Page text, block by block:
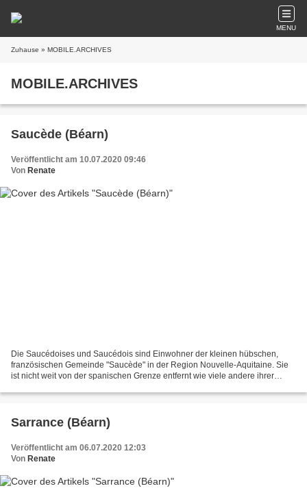
MENU
Zuhause » MOBILE.ARCHIVES
MOBILE.ARCHIVES
Saucède (Béarn)
Veröffentlicht am 10.07.2020 09:46
Von Renate
Die Saucédoises und Saucédois sind Einwohner der kleinen hübschen,
französischen Gemeinde "Saucède" in der Region Nouvelle-Aquitaine. Sie
ist nicht weit von der spanischen Grenze entfernt wie viele andere ihrer
Sarrance (Béarn)
Veröffentlicht am 06.07.2020 12:03
Von Renate